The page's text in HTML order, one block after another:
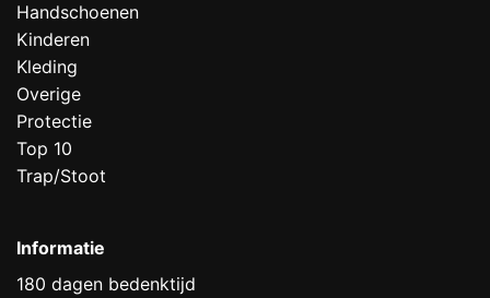
Handschoenen
Kinderen
Kleding
Overige
Protectie
Top 10
Trap/Stoot
Informatie
180 dagen bedenktijd